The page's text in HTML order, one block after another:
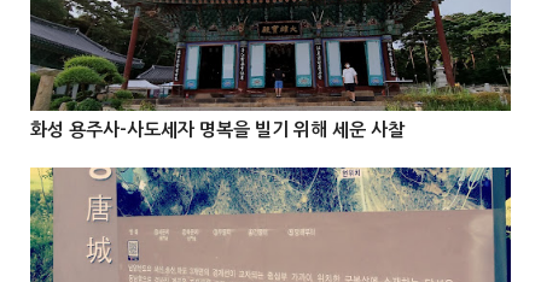
 

화성 용주사-사도세자 명복을 빌기 위해 세운 사찰
@Info
@Info